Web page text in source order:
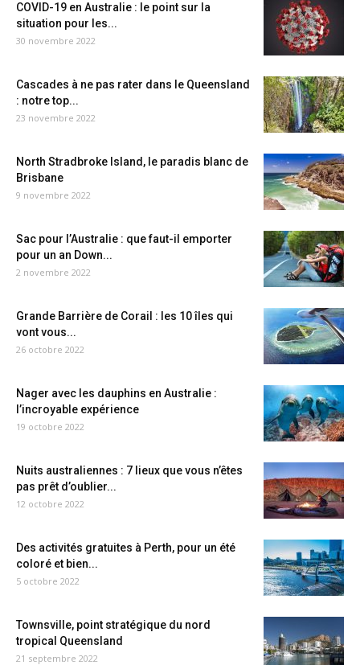
COVID-19 en Australie : le point sur la
situation pour les...
30 novembre 2022
Cascades à ne pas rater dans le Queensland
: notre top...
23 novembre 2022
North Stradbroke Island, le paradis blanc de
Brisbane
9 novembre 2022
Sac pour l’Australie : que faut-il emporter
pour un an Down...
2 novembre 2022
Grande Barrière de Corail : les 10 îles qui
vont vous...
26 octobre 2022
Nager avec les dauphins en Australie :
l’incroyable expérience
19 octobre 2022
Nuits australiennes : 7 lieux que vous n’êtes
pas prêt d’oublier...
12 octobre 2022
Des activités gratuites à Perth, pour un été
coloré et bien...
5 octobre 2022
Townsville, point stratégique du nord
tropical Queensland
21 septembre 2022